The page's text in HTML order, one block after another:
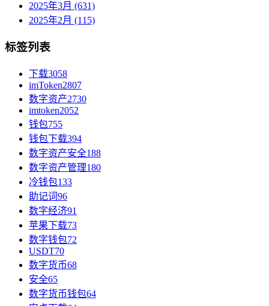
2025年3月 (631)
2025年2月 (115)
标签列表
下载3058
imToken2807
数字资产2730
imtoken2052
钱包755
钱包下载394
数字资产安全188
数字资产管理180
冷钱包133
助记词96
数字经济91
苹果下载73
数字钱包72
USDT70
数字货币68
安全65
数字货币钱包64